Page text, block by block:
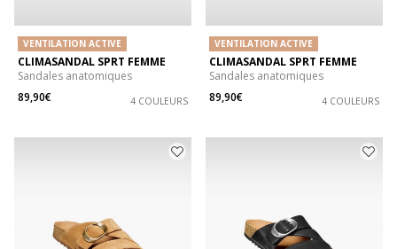
VENTILATION ACTIVE
CLIMASANDAL SPRT FEMME
Sandales anatomiques
89,90€
4 COULEURS
VENTILATION ACTIVE
CLIMASANDAL SPRT FEMME
Sandales anatomiques
89,90€
4 COULEURS